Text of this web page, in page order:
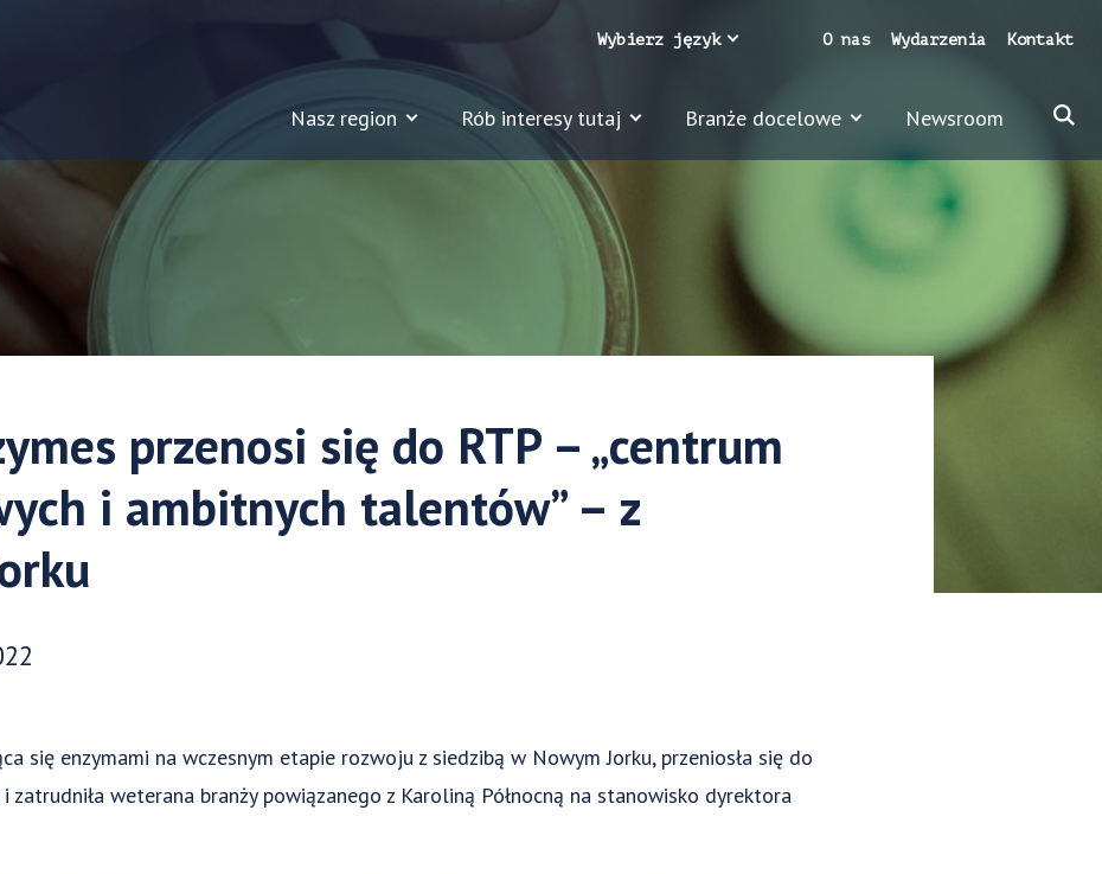
Nasz region Rób interesy tutaj Branże docelowe Newsroom
O nas Wydarzenia Kontakt
Wybierz język
przenosi się do RTP – „centrum
i ambitnych talentów” – z
się enzymami na wczesnym etapie rozwoju z siedzibą w Nowym Jorku, przeniosła się do
i zatrudniła weterana branży powiązanego z Karoliną Północną na stanowisko dyrektora